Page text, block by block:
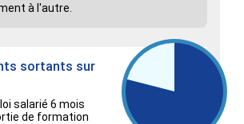
à l'autre.
sortants sur
salarié 6 mois
de formation